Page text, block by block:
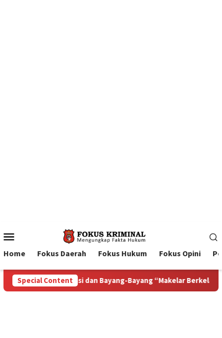
Menu
Home Fokus Daerah Fokus Hukum Fokus Opini
Special Content
Berkelas” di Tengah Proyek Blok Masela Bupati